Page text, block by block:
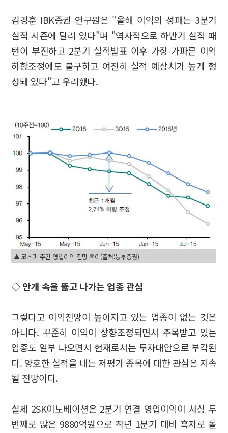
김경훈 IBK증권 연구원은 "올해 이익의 성패는 3분기
실적 시즌에 달려 있다"며 "역사적으로 하반기 실적 패
턴이 부진하고 2분기 실적발표 이후 가장 가파른 이익
하향조정에도 불구하고 여전히 실적 예상치가 높게 형
성돼 있다"고 우려했다.
▲ 코스피 주간 영업이익 전망 추이(출처:동부증권)
◇ 안개 속을 뚫고 나가는 업종 관심
그렇다고 이익전망이 높아지고 있는 업종이 없는 것은
아니다. 꾸준히 이익이 상향조정되면서 주목받고 있는
업종도 일부 나오면서 현재로서는 투자대안으로 부각된
다. 양호한 실적을 내는 저평가 종목에 대한 관심은 지속
될 전망이다.
실제 2SK이노베이션은 2분기 연결 영업이익이 사상 두
번째로 많은 9880억원으로 작년 1분기 대비 흑자로 돌